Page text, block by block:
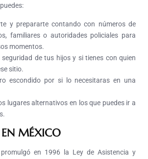
contando con números de
familiares o autoridades policiales para
momentos.
de tus hijos y si tienes con quien
sitio.
por si lo necesitaras en una
alternativos en los que puedes ir a
EN MÉXICO
en 1996 la Ley de Asistencia y